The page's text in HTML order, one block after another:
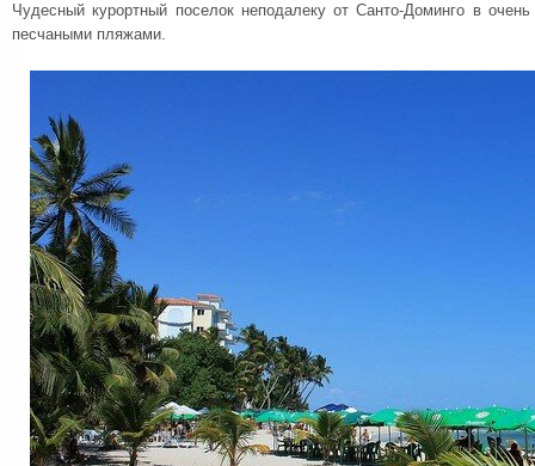
Чудесный курортный поселок неподалеку от Санто-Доминго в
песчаными пляжами.